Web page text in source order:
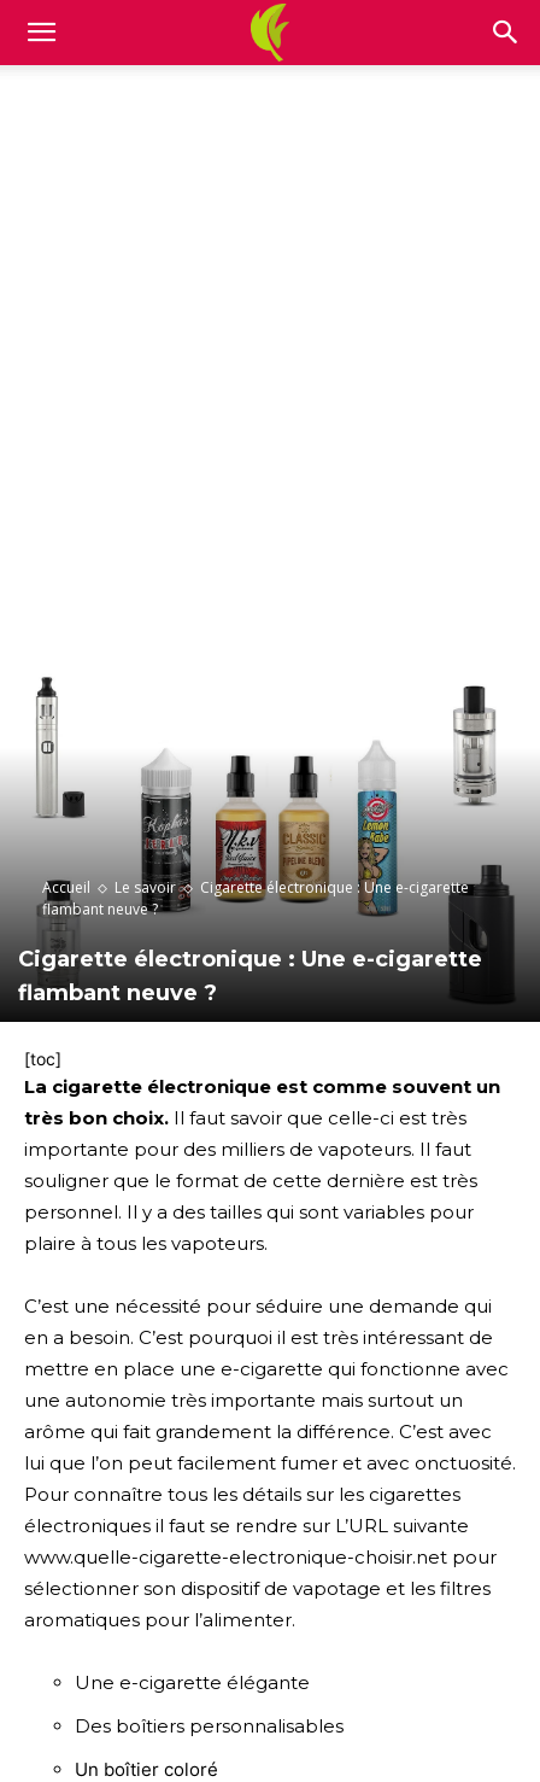
Accueil Le savoir
Cigarette électronique : Une e-cigarette
flambant neuve ?
Cigarette électronique : Une e-cigarette
flambant neuve ?
[toc]
La cigarette électronique est comme souvent un
très bon choix. Il faut savoir que celle-ci est très
importante pour des milliers de vapoteurs. Il faut
souligner que le format de cette dernière est très
personnel. Il y a des tailles qui sont variables pour
plaire à tous les vapoteurs.
C’est une nécessité pour séduire une demande qui
en a besoin. C’est pourquoi il est très intéressant de
mettre en place une e-cigarette qui fonctionne avec
une autonomie très importante mais surtout un
arôme qui fait grandement la différence. C’est avec
lui que l’on peut facilement fumer et avec onctuosité.
Pour connaître tous les détails sur les cigarettes
électroniques il faut se rendre sur L’URL suivante
www.quelle-cigarette-electronique-choisir.net pour
sélectionner son dispositif de vapotage et les filtres
aromatiques pour l’alimenter.
Une e-cigarette élégante
Des boîtiers personnalisables
Un boîtier coloré